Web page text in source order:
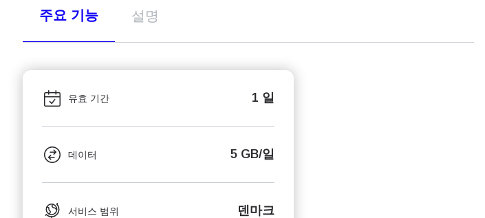
주요 기능 설명
유효 기간 1 일
데이터 5 GB/일
서비스 범위 덴마크